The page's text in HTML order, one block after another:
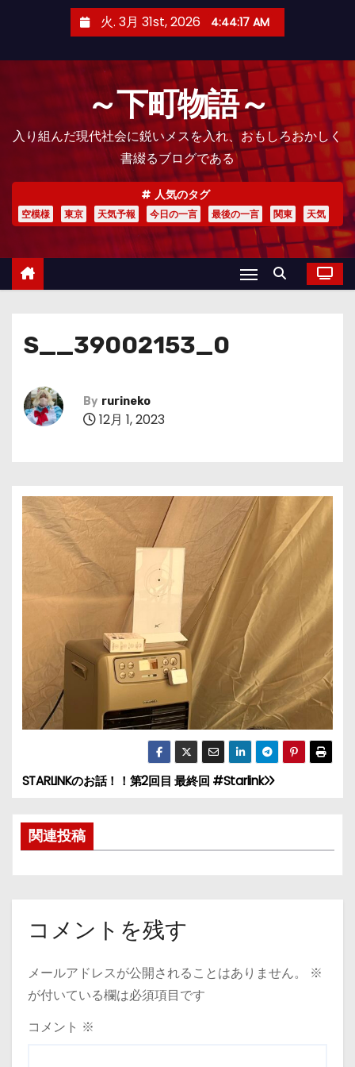
火. 3月 31st, 2026 4:44:18 AM
～下町物語～
入り組んだ現代社会に鋭いメスを入れ、おもしろおかしく
書綴るブログである
人気のタグ
空模様 東京 天気予報 今日の一言 最後の一言 関東 天気
S__39002153_0
By rurineko
12月 1, 2023
投
稿
ナ
ゲ
シ
ョ
STARLINKのお話！！第2回目 最終回 #Starlink
関連投稿
コメントを残す
メールアドレスが公開されることはありません。
※
が付いている欄は必須項目です
コメント ※